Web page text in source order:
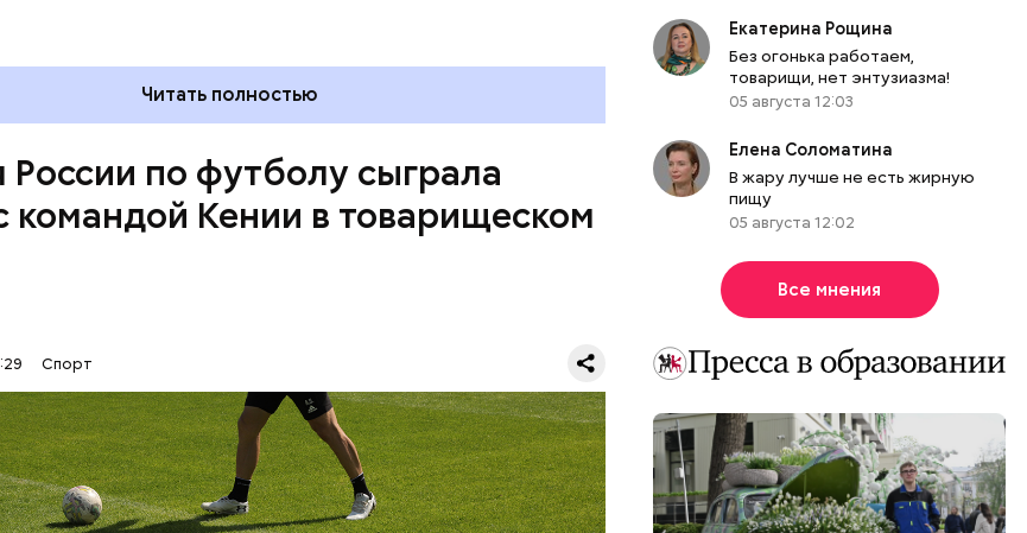
Читать полностью
по футболу сыграла
командой Кении в товарищеском
Спорт
со счетом 2:2. В составе российской сборной
отправивший мяч в ворота соперника на 89-й
Екатерина Рощина
Без огонька работаем,
товарищи, нет энтузиазма!
05 августа 12:03
Елена Соломатина
В жару лучше не есть жирную
пищу
05 августа 12:02
Все мнения